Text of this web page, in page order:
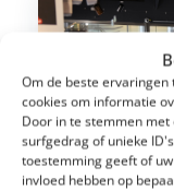
Om de beste ervaringen
cookies om informatie
Door in te stemmen met
surfgedrag of unieke
toestemming geeft of
invloed hebben op